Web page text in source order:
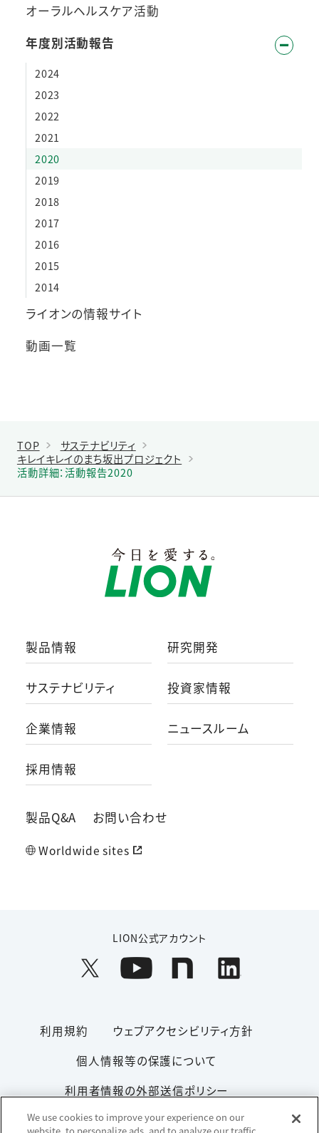
オーラルヘルスケア活動
年度別活動報告
2024
2023
2022
2021
2020
2019
2018
2017
2016
2015
2014
ライオンの情報サイト
動画一覧
TOP
サステナビリティ
キレイキレイのまち坂出プロジェクト
活動詳細：活動報告2020
製品情報 研究開発
サステナビリティ 投資家情報
企業情報 ニュースルーム
採用情報
製品Q&A お問い合わせ
Worldwide sites
LION公式アカウント
利用規約
ウェブアクセシビリティ方針
個人情報等の保護について
利用者情報の外部送信ポリシー
ソーシャルメディアポリシー
サイトマップ
We use cookies to improve your experience on our